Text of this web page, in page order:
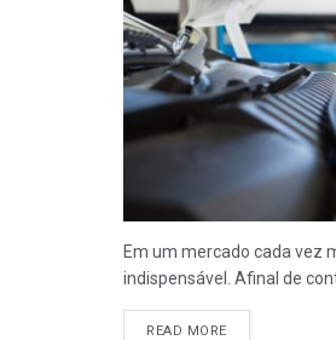
Em um mercado cada vez
indispensável. Afinal de
READ MORE